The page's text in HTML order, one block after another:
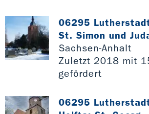
06295
St. Simon und
Sachsen-Anhalt
Zuletzt 2018 mit
gefördert
06295